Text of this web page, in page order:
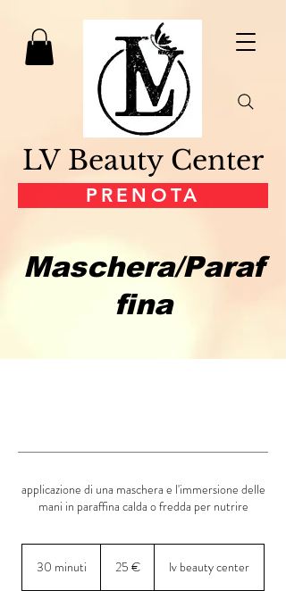
PRENOTA
LV Beauty Center
Maschera/Paraf
fina
applicazione di una maschera e l'immersione delle
mani in paraffina calda o fredda per nutrire
30 minuti 25 € lv beauty center